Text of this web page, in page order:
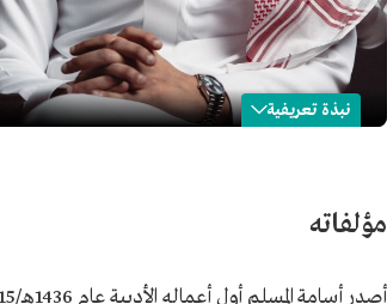
نبذة تعريفية
الاسم
المؤهل العلمي
بكالوريوس أدب إنجليزي من جامعة الملك
مؤلفاته